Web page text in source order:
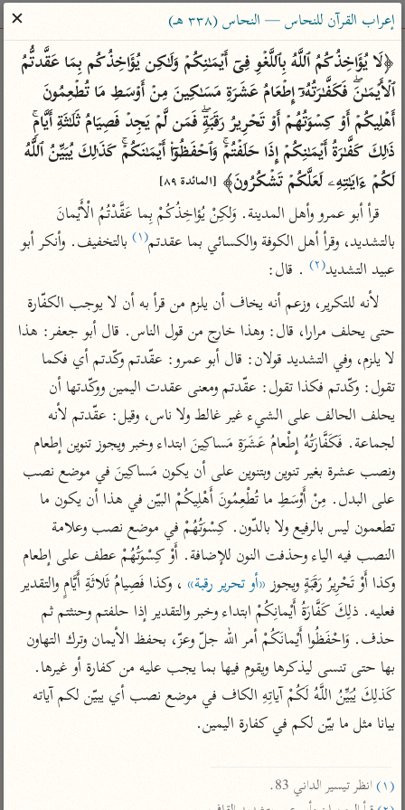
ساهم معنا في نشر القرآن والعلم الشرعي
الباحث القرآني
بحث تفسير علوم مصاحف معاجم
Type 2 or more characters for results.
Type 1 or more
characters for results.
أمّهات
تفسير الطبري
تفسير ابن كثير
تفسير القرطبي
تفسير البغوي
جمع الأقوال
تفسير ابن الجوزي
تفسير الماوردي
منتقاة
تفسير ابن القيم
تفسير ابن تيمية
عامّة
تفسير السمعاني
تفسير مكّي
تفسير الثعالبي
عامّة
فتح البيان للقنوجي
فتح القدير للشوكاني
تفسير ابن جزي
موسوعات
تفسير الآلوسي
تفسير الرازي
أخرى
أضواء البيان
نظم الدرر للبقاعي
لغة وبلاغة
التحرير والتنوير
المحرر الوجيز لابن
عطية
البحر المحيط لأبي
معاصرة
الميسر
المختصر في
التفسير
تفسير السعدي
أيسر التفاسير
القرآن – تدبر وعمل
تفسير ابن عثيمين
مركَّزة العبارة
تفسير الجلالين
جامع البيان للإيجي
تفسير البيضاوي
تفسير النسفي
الوجيز للواحدي
تفسير ابن أبي زمنين
إعراب القرآن للنحاس — النحاس (٣٣٨ هـ)
✕
لَكُمۡ ءَایَـٰتِهِۦ لَعَلَّكُمۡ تَشۡكُرُونَ﴾ [المائدة ٨٩]
بالتشديد، وقرأ أهل الكوفة والكسائي بما عقدتم(١)
بالتخفيف. وأنكر أبو
عبيد التشديد(٢)
. قال:
وكذا أَوْ تَحْرِيرُ رَقَبَةٍ ويجوز «أو تحرير رقبة»
، وكذا فَصِيامُ ثَلاثَةِ أَيَّامٍ والتقدير
بيانا مثل ما بيّن لكم في كفارة اليمين.
(١)
انظر تيسير الداني 83.